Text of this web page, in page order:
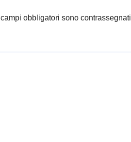
I campi obbligatori sono contrassegnati